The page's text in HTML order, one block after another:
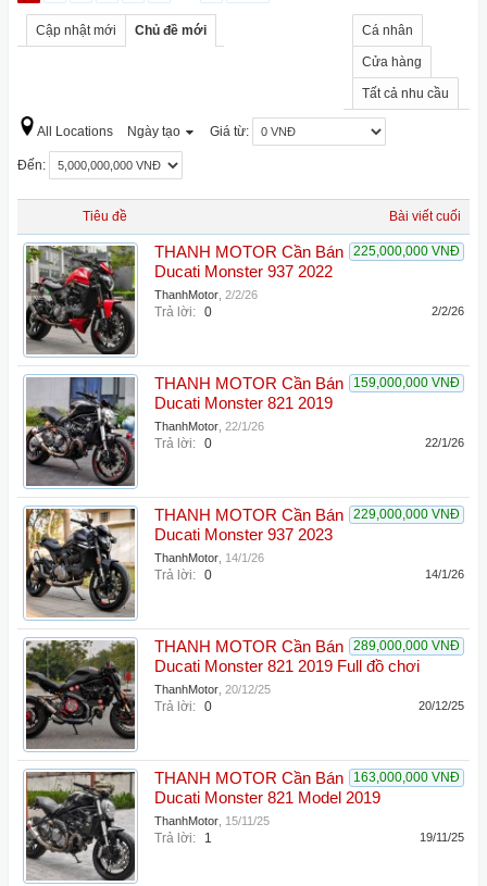
Cập nhật mới Chủ đề mới Cá nhân
Cửa hàng
Tất cả nhu cầu
All Locations Ngày tạo Giá từ:
Đến:
Tiêu đề Bài viết cuối
225,000,000 VNĐ
THANH MOTOR Cần Bán
Ducati Monster 937 2022
ThanhMotor 2/2/26
Trả lời: 0 2/2/26
159,000,000 VNĐ
THANH MOTOR Cần Bán
Ducati Monster 821 2019
ThanhMotor 22/1/26
Trả lời: 0 22/1/26
229,000,000 VNĐ
THANH MOTOR Cần Bán
Ducati Monster 937 2023
ThanhMotor 14/1/26
Trả lời: 0 14/1/26
289,000,000 VNĐ
THANH MOTOR Cần Bán
Ducati Monster 821 2019 Full đồ chơi
ThanhMotor 20/12/25
Trả lời: 0 20/12/25
163,000,000 VNĐ
THANH MOTOR Cần Bán
Ducati Monster 821 Model 2019
ThanhMotor 15/11/25
Trả lời: 1 19/11/25